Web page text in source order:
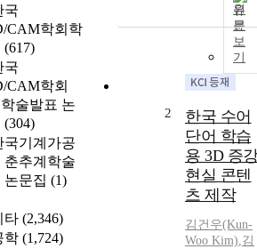
국
CAM학회학
(617)
국
CAM학회
술발표 논
(304)
국기계가공
춘추계학술
논문집 (1)
타 (2,346)
학 (1,724)
원
문
보
기
2
한국 수어
단어 학습
용 3D 증
현실 콘텐
츠 제작
김건우(Kun-
Woo Kim),김